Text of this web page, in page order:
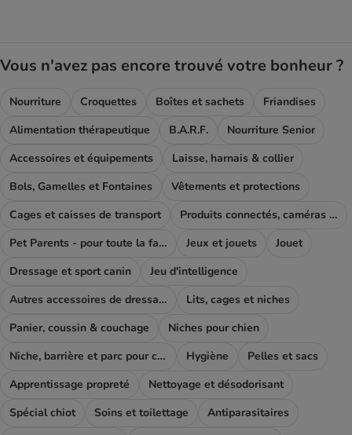
Vous n'avez pas encore trouvé votre bonheur ?
Nourriture Croquettes Boîtes et sachets
Friandises
Alimentation thérapeutique
B.A.R.F.
Nourriture Senior
Accessoires et équipements
Laisse, harnais & collier
Bols, Gamelles et Fontaines
Vêtements et protections
Cages et caisses de transport
Produits connectés, caméras et GPS
Pet Parents - pour toute la famille
Jeux et jouets
Jouet
Dressage et sport canin
Jeu d'intelligence
Autres accessoires de dressage
Lits, cages et niches
Panier, coussin & couchage
Niches pour chien
Niche, barrière et parc pour chien
Hygiène
Pelles et sacs
Apprentissage propreté
Nettoyage et désodorisant
Spécial chiot
Soins et toilettage
Antiparasitaires